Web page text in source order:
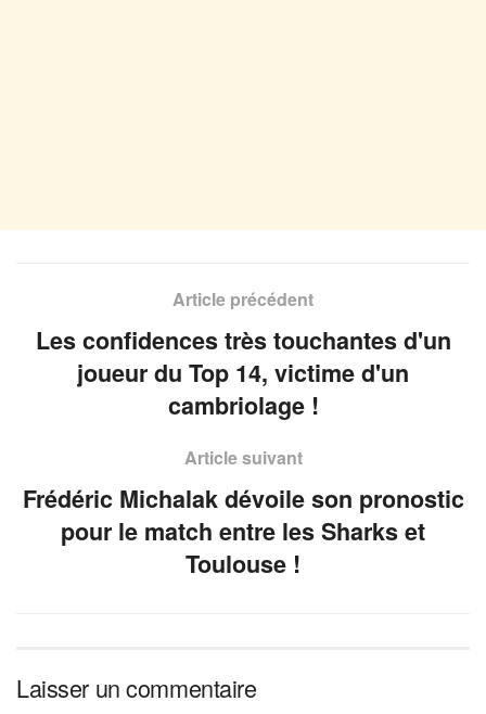
Article précédent
Les confidences très touchantes d'un
joueur du Top 14, victime d'un
cambriolage !
Article suivant
Frédéric Michalak dévoile son pronostic
pour le match entre les Sharks et
Toulouse !
Laisser un commentaire